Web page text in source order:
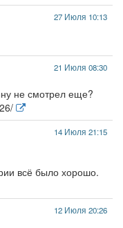
27 Июля 10:13
21 Июля 08:30
не смотрел еще?
14 Июля 21:15
всё было хорошо.
12 Июля 20:26